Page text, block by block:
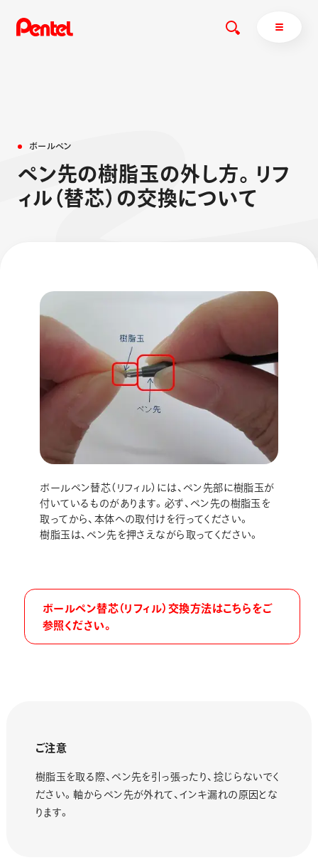
エナージェル サインペン
商品を探すトップ
ボールペン
ペン
その他
ぺんてるについて
ボー ルペン
ペン先の樹脂玉の外し方。 リフ
ィル （替芯） の交換について
ボールペン替芯（リフィル）には、ペン先部に樹脂玉が
付いているものがあります。必ず、ペン先の樹脂玉を
取ってから、本体への取付けを行ってください。
樹脂玉は、ペン先を押さえながら取ってください。
ボールペン替芯（リフィル）交換方法はこちらをご
参照ください。
ご注意
樹脂玉を取る際、ペン先を引っ張ったり、捻じらないでく
ださい。軸からペン先が外れて、インキ漏れの原因とな
ります。